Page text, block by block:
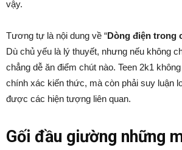
vậy.
Tương tự là nội dung về “Dòng điện trong
Dù chủ yếu là lý thuyết, nhưng nếu không
chẳng dễ ăn điểm chút nào. Teen 2k1
chính xác kiến thức, mà còn phải suy luận
được các hiện tượng liên quan.
Gối đầu giường những